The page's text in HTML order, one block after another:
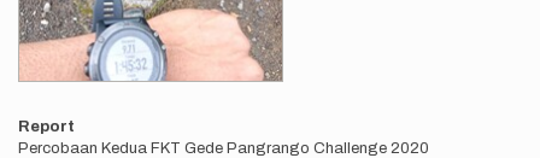
Report
Percobaan Kedua FKT Gede Pangrango Challenge 2020